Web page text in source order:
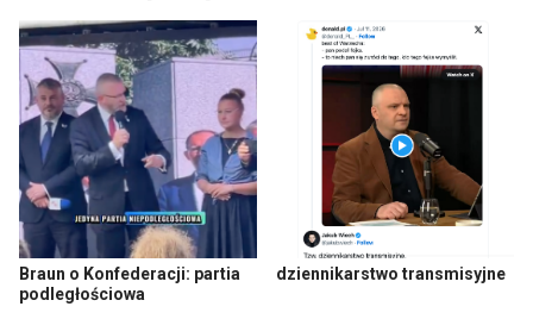
Braun o Konfederacji: partia
podległościowa
dziennikarstwo transmisyjne